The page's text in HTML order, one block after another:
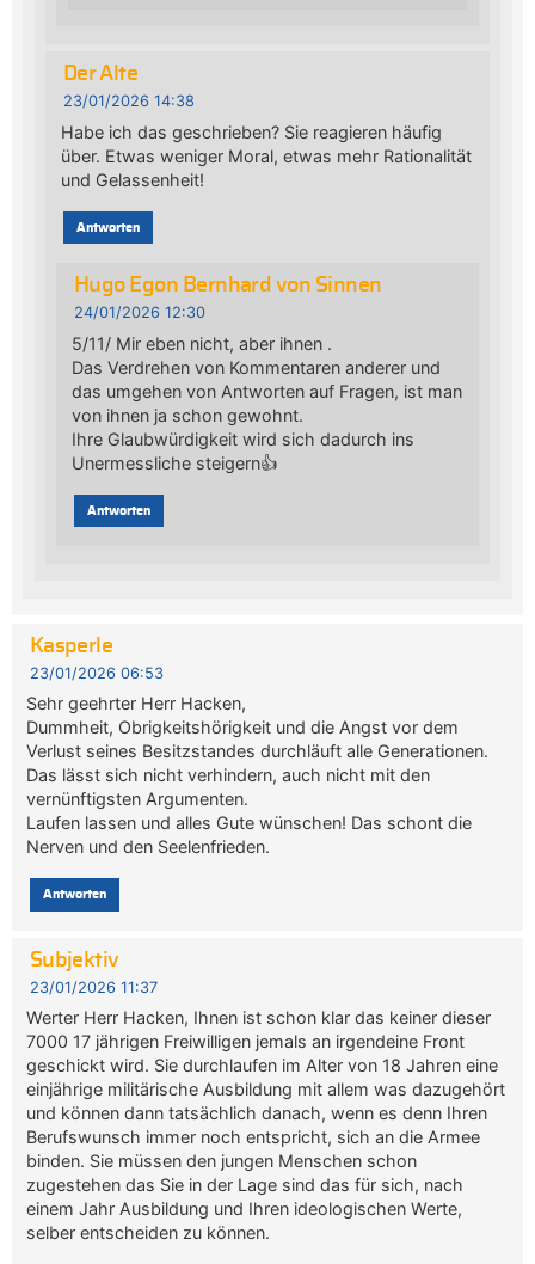
Der Alte
23/01/2026 14:38
Habe ich das geschrieben? Sie reagieren häufig
über. Etwas weniger Moral, etwas mehr Rationalität
und Gelassenheit!
Antworten
Hugo Egon Bernhard von Sinnen
24/01/2026 12:30
5/11/ Mir eben nicht, aber ihnen .
Das Verdrehen von Kommentaren anderer und
das umgehen von Antworten auf Fragen, ist man
von ihnen ja schon gewohnt.
Ihre Glaubwürdigkeit wird sich dadurch ins
Unermessliche steigern👍
Antworten
Kasperle
23/01/2026 06:53
Sehr geehrter Herr Hacken,
Dummheit, Obrigkeitshörigkeit und die Angst vor dem
Verlust seines Besitzstandes durchläuft alle Generationen.
Das lässt sich nicht verhindern, auch nicht mit den
vernünftigsten Argumenten.
Laufen lassen und alles Gute wünschen! Das schont die
Nerven und den Seelenfrieden.
Antworten
Subjektiv
23/01/2026 11:37
Werter Herr Hacken, Ihnen ist schon klar das keiner dieser
7000 17 jährigen Freiwilligen jemals an irgendeine Front
geschickt wird. Sie durchlaufen im Alter von 18 Jahren eine
einjährige militärische Ausbildung mit allem was dazugehört
und können dann tatsächlich danach, wenn es denn Ihren
Berufswunsch immer noch entspricht, sich an die Armee
binden. Sie müssen den jungen Menschen schon
zugestehen das Sie in der Lage sind das für sich, nach
einem Jahr Ausbildung und Ihren ideologischen Werte,
selber entscheiden zu können.